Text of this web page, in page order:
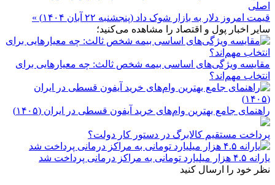
اصلی
قیمت امروز دلار به بازار شوک داد (پنجشنبه ۲۲ آبان ۱۴۰۴) »
سایر اخبار پول و اقتصاد را مشاهده می‌کنید؛
مقایسه ویژگی‌های اساسی بیمه شخص ثالث: چه معیارهایی برای
انتخاب مهم‌اند؟
راهنمای جامع بهترین وام‌های خرید آیفون قسطی در ایران (۱۴۰۵)
پرداخت مستقیم کالابرگ در دستور کار دولت؟
یارانه ۴.۵ هزار میلیارد تومانی به مراکز درمانی پرداخت شد
نظر خود را ارسال کنید